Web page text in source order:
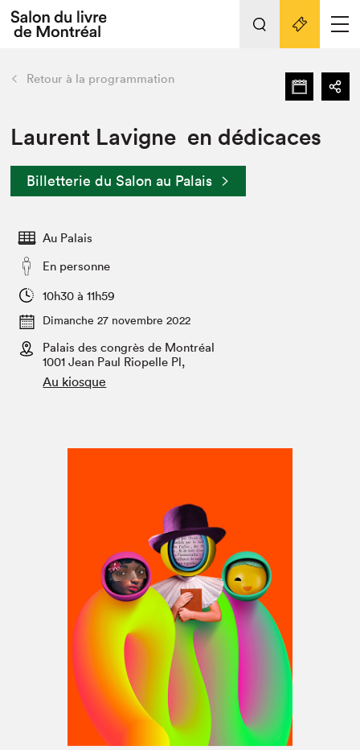
Espace exposant⋅e⋅s
Espace enseignant·e·s
Espace médias
L'événement
Préparer sa visite au Salon
Actualités
SLM PRO
retour Nos activités
Préparer sa visite
Salon dans la ville et en ligne
Projets partenaires
Liens pratiques
Retour à la programmation
Laurent Lavigne en dédicaces
Billetterie du Salon au Palais
Au Palais
En personne
10h30 à 11h59
Dimanche 27 novembre 2022
Palais des congrès de Montréal
1001 Jean Paul Riopelle Pl,
Au kiosque